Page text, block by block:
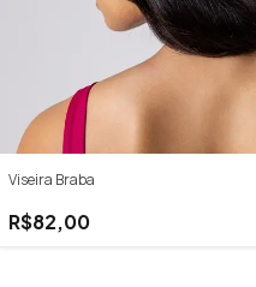
Viseira Braba
R$82,00